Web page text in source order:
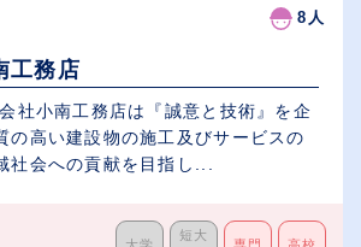
8人
工務店
社小南工務店は『誠意と技術』を企
の高い建設物の施工及びサービスの
社会への貢献を目指し...
短大